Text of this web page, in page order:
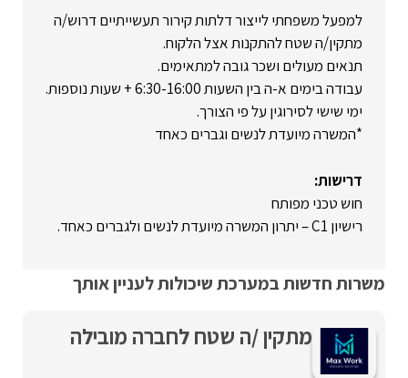
למפעל משפחתי לייצור דלתות קירור תעשייתיים דרוש/ה
מתקין/ה שטח להתקנות אצל הלקוח.
תנאים מעולים ושכר גובה למתאימים.
עבודה בימים א-ה בין השעות 6:30-16:00 + שעות נוספות.
ימי שישי לסירוגין על פי הצורך.
*המשרה מיועדת לנשים וגברים כאחד
דרישות:
חוש טכני מפותח
רישיון C1 – יתרון המשרה מיועדת לנשים ולגברים כאחד.
משרות חדשות במערכת שיכולות לעניין אותך
מתקין /ה שטח לחברה מובילה